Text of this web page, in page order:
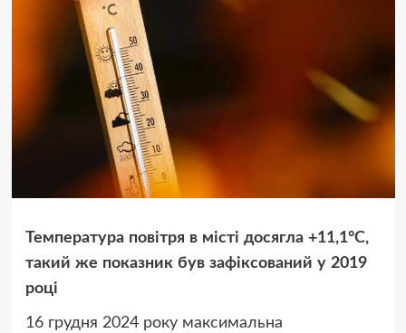
Температура повітря в місті досягла +11,1°С,
такий же показник був зафіксований у 2019
році
16 грудня 2024 року максимальна